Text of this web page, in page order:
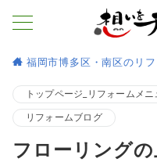
福岡市博多区・南区のリ
トップページ_リフォームメニ
リフォームブログ
フローリング